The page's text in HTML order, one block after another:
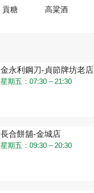
貢糖 高粱酒
金永利鋼刀-貞節牌坊老店
星期五：07:30 – 21:30
長合餅舖-金城店
星期五：09:30 – 20:30